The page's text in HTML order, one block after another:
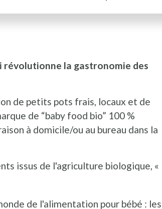
révolutionne la gastronomie des
de petits pots frais, locaux et de
de “baby food bio” 100 %
à domicile/ou au bureau dans la
issus de l'agriculture biologique, «
de l'alimentation pour bébé : les